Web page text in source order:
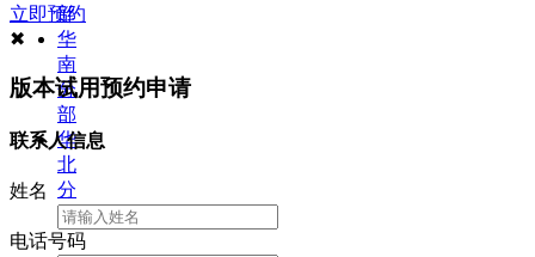
部
华
南
分
部
华
北
分
部
立即预约
✖
版本试用预约申请
联系人信息
姓名
电话号码